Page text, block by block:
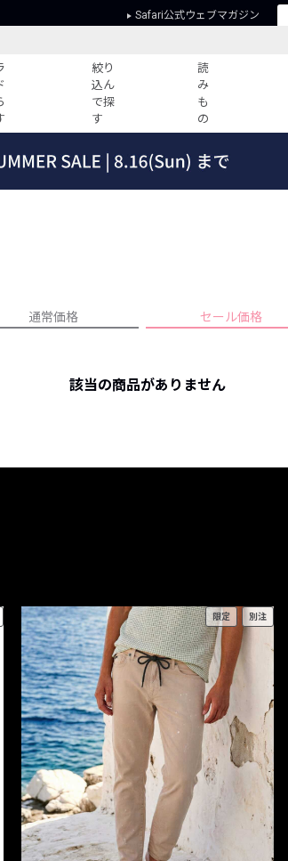
Safari公式ウェブマガジン
絞り
込ん
で探
す
読
み
も
の
事
ランキング
スブランド
プライバシーポリシー
通常価格 セール価格
該当の商品がありません
限定 別注